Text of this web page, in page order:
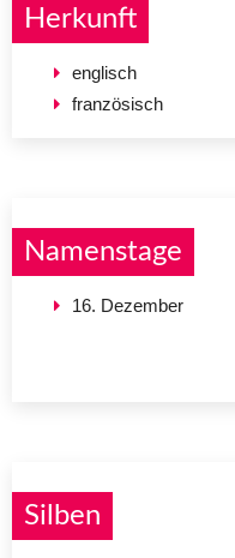
Herkunft
englisch
französisch
Namenstage
16. Dezember
Silben